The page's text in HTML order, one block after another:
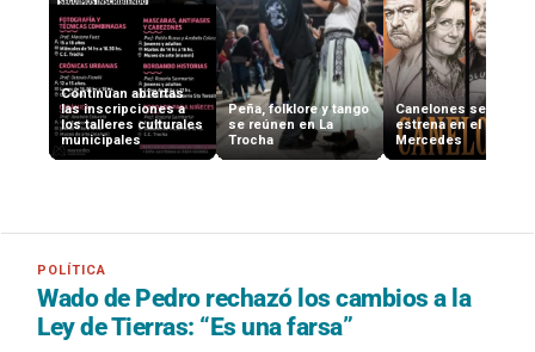
Continúan abiertas
las inscripciones a
los talleres culturales
municipales
Peña, folklore y tango
se reúnen en La
Trocha
Canelones se
estrena en el Cine
Mercedes
Wado de Pedro rechazó los cambios a la
Ley de Tierras: “Es una farsa”